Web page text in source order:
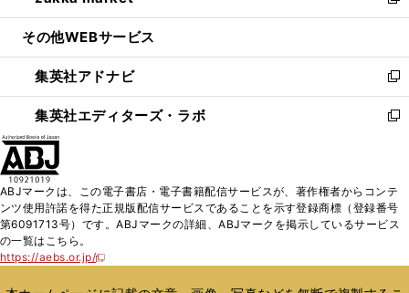
開
ウ
開
く
ン
ウ
で
開
く
ウ
ン
ド
ウ
で
し
ウ
ィ
ン
ド
く
その他WEBサービス
集英社アドナビ
新
し
い
ド
ウ
で
集英社エディターズ・ラボ
新
ィ
ン
ド
ABJマークは、この電子書店・電子書籍配信サービスが、著作権者からコンテ
ンツ使用許諾を得た正規版配信サービスであることを示す登録商標（登録番号
第6091713号）です。ABJマークの詳細、ABJマークを掲示しているサービス
の一覧はこちら。
https://aebs.or.jp/
新
い